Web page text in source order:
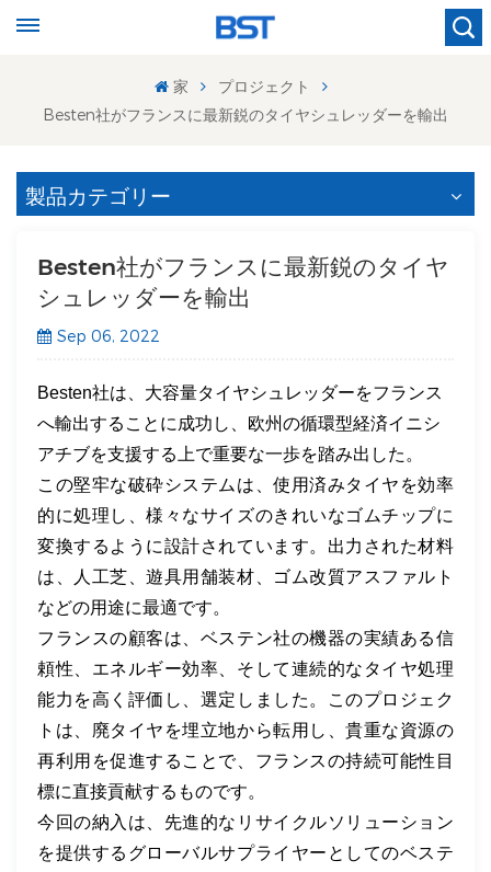
家
プロジェクト
Besten社がフランスに最新鋭のタイヤシュレッダーを輸出
製品カテゴリー
Besten社がフランスに最新鋭のタイヤ
シュレッダーを輸出
Sep 06, 2022
Besten社は、大容量タイヤシュレッダーをフランス
へ輸出することに成功し、欧州の循環型経済イニシ
アチブを支援する上で重要な一歩を踏み出した。
この堅牢な破砕システムは、使用済みタイヤを効率
的に処理し、様々なサイズのきれいなゴムチップに
変換するように設計されています。出力された材料
は、人工芝、遊具用舗装材、ゴム改質アスファルト
などの用途に最適です。
フランスの顧客は、ベステン社の機器の実績ある信
頼性、エネルギー効率、そして連続的なタイヤ処理
能力を高く評価し、選定しました。このプロジェク
トは、廃タイヤを埋立地から転用し、貴重な資源の
再利用を促進することで、フランスの持続可能性目
標に直接貢献するものです。
今回の納入は、先進的なリサイクルソリューション
を提供するグローバルサプライヤーとしてのベステ